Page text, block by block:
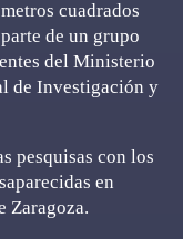
cuadrados
de un grupo
del Ministerio
de Investigación y
pesquisas con los
en
Zaragoza.